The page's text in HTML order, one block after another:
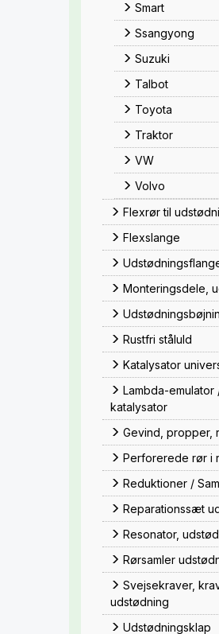
Smart
Ssangyong
Suzuki
Talbot
Toyota
Traktor
VW
Volvo
Flexrør til
Flexslange
Monteringsdele,
Rustfri ståluld
Katalysator
Lambda-emulator
katalysator
Gevind, propper,
Perforerede rør i
Reduktioner /
Reparationssæt
Resonator,
Rørsamler
Svejsekraver,
udstødning
Udstødningsklap